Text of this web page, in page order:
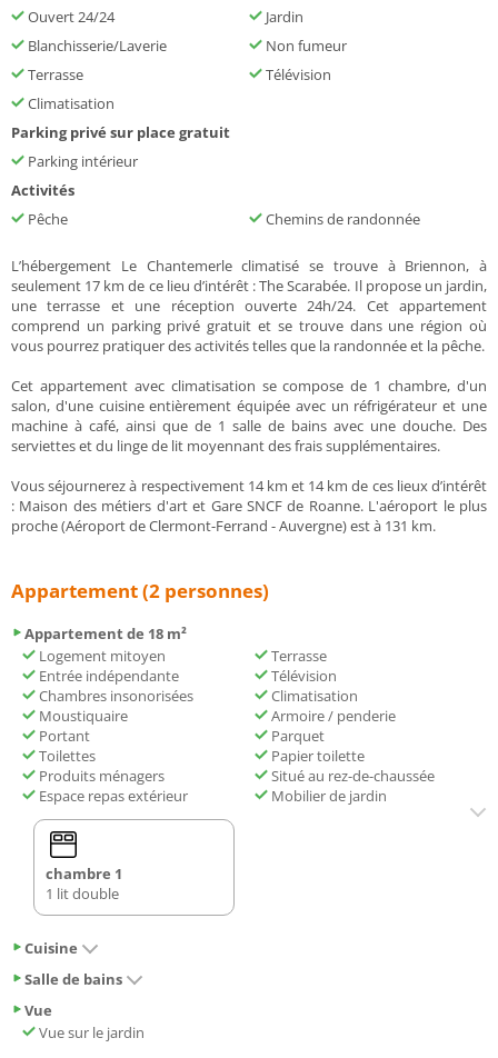
Ouvert 24/24
Jardin
Blanchisserie/Laverie
Non fumeur
Terrasse
Télévision
Climatisation
Parking privé sur place gratuit
Parking intérieur
Activités
Pêche
Chemins de randonnée
L’hébergement Le Chantemerle climatisé se trouve à Briennon, à
seulement 17 km de ce lieu d’intérêt : The Scarabée. Il propose un jardin,
une terrasse et une réception ouverte 24h/24. Cet appartement
comprend un parking privé gratuit et se trouve dans une région où
vous pourrez pratiquer des activités telles que la randonnée et la pêche.
Cet appartement avec climatisation se compose de 1 chambre, d'un
salon, d'une cuisine entièrement équipée avec un réfrigérateur et une
machine à café, ainsi que de 1 salle de bains avec une douche. Des
serviettes et du linge de lit moyennant des frais supplémentaires.
Vous séjournerez à respectivement 14 km et 14 km de ces lieux d’intérêt
: Maison des métiers d'art et Gare SNCF de Roanne. L'aéroport le plus
proche (Aéroport de Clermont-Ferrand - Auvergne) est à 131 km.
Appartement (2 personnes)
Appartement de 18 m²
Logement mitoyen
Terrasse
Entrée indépendante
Télévision
Chambres insonorisées
Climatisation
Moustiquaire
Armoire / penderie
Portant
Parquet
Toilettes
Papier toilette
Produits ménagers
Situé au rez-de-chaussée
Espace repas extérieur
Mobilier de jardin
chambre 1
1 lit double
Cuisine
Salle de bains
Vue
Vue sur le jardin